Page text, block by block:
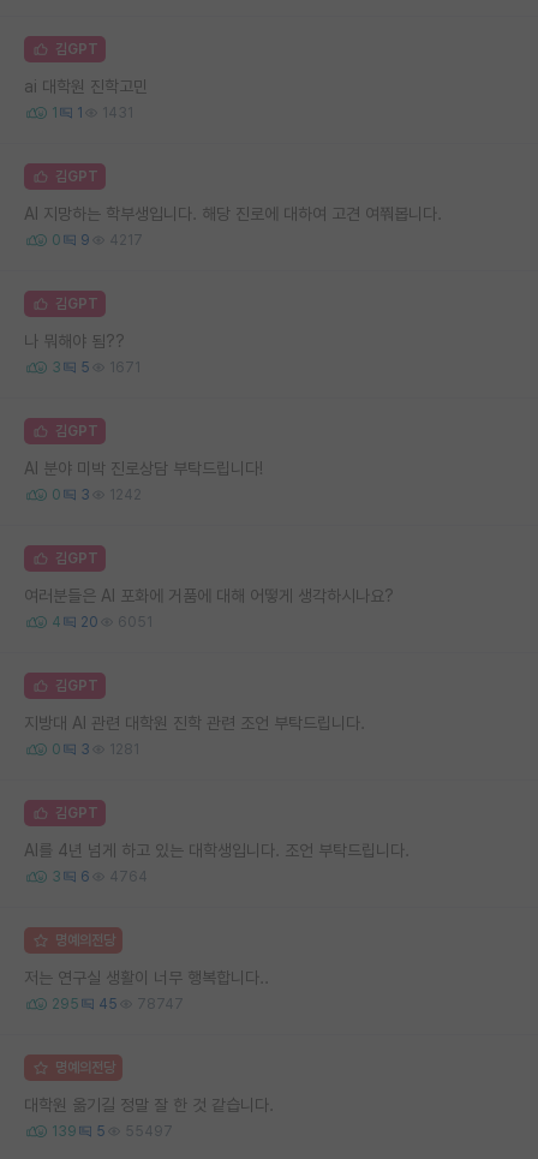
김GPT
ai 대학원 진학고민
1 1 1431
김GPT
AI 지망하는 학부생입니다. 해당 진로에 대하여 고견 여쭤봅니다.
0 9 4217
김GPT
나 뭐해야 됨??
3 5 1671
김GPT
AI 분야 미박 진로상담 부탁드립니다!
0 3 1242
김GPT
여러분들은 AI 포화에 거품에 대해 어떻게 생각하시나요?
4 20 6051
김GPT
지방대 AI 관련 대학원 진학 관련 조언 부탁드립니다.
0 3 1281
김GPT
AI를 4년 넘게 하고 있는 대학생입니다. 조언 부탁드립니다.
3 6 4764
명예의전당
저는 연구실 생활이 너무 행복합니다..
295 45 78747
명예의전당
대학원 옮기길 정말 잘 한 것 같습니다.
139 5 55497